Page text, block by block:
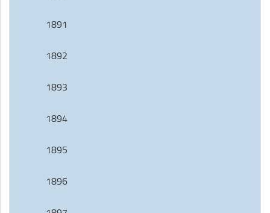
1891
1892
1893
1894
1895
1896